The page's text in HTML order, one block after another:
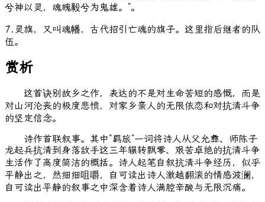
兮神以灵，魂魄毅兮为鬼雄。”。
7.灵旗，又叫魂幡，古代招引亡魂的旗子。这里指后继者的队
伍。
赏析
这首诀别故乡之作，表达的不是对生命苦短的感慨，而是
对山河沦丧的极度悲愤，对家乡亲人的无限依恋和对抗清斗争
的坚定信念。
诗作首联叙事。其中“羁旅”一词将诗人从父允彝、师陈子
龙起兵抗清到身落敌手这三年辗转飘零、艰苦卓绝的抗清斗争
生活作了高度简洁的概括。诗人起笔自叙抗清斗争经历，似乎
平静出之，然细细咀嚼，自可读出诗人激越翻滚的情感波澜，
自可读出平静的叙事之中深含着诗人满腔辛酸与无限沉痛。